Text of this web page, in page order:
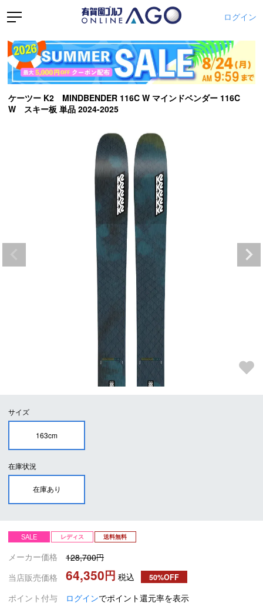
ログイン
ケーツー K2 MINDBENDER 116C W マインドベンダー 116C
W スキー板 単品 2024-2025
サイズ
163cm
在庫状況
在庫あり
SALE レディス 送料無料
メーカー価格
128,700
当店販売価格
64,350 税込 50%OFF
ポイント付与 ログインでポイント還元率を表示